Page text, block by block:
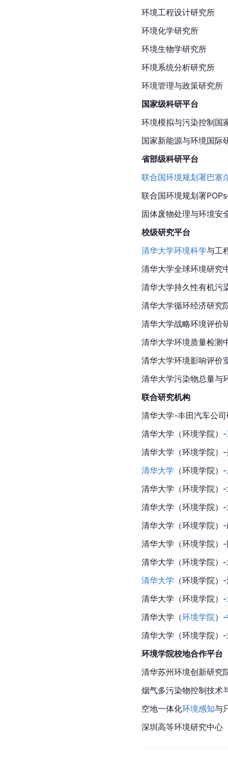
环境工程设计研究所
环境化学研究所
环境生物学研究所
环境系统分析研究所
环境管理与政策研究所
国家级科研平台
环境模拟与污染控制国
国家新能源与环境国际
省部级科研平台
联合国环境规划署巴塞
联合国环境规划署
固体废物处理与环境安
校级研究平台
清华大学环境科学与工
清华大学全球环境研究
清华大学持久性有机污
清华大学循环经济研究
清华大学战略环境评价
清华大学环境质量检测
清华大学环境影响评价
清华大学污染物总量与
联合研究机构
清华大学-丰田汽车公
清华大学 （环境学院）-
清华大学（环境学院）
清华大学 （环境学院）-
清华大学（环境学院）
清华大学（环境学院）
清华大学 （环境学院
清华大学（环境学院）
清华大学（环境学院）
清华大学 （环境学院）
清华大学（环境学院）-
清华大学 （环境学院）-
清华大学（环境学院）
环境学院校地合作平台
清华苏州环境创新研究
烟气多污染物控制技术
空地一体化环境感知与
深圳高等环境研究中心